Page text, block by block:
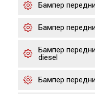
Бампер
Бампер
Бампер
diesel
Бампер